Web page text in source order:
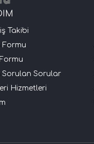
Takibi
Formu
Sorulan Sorular
Hizmetleri